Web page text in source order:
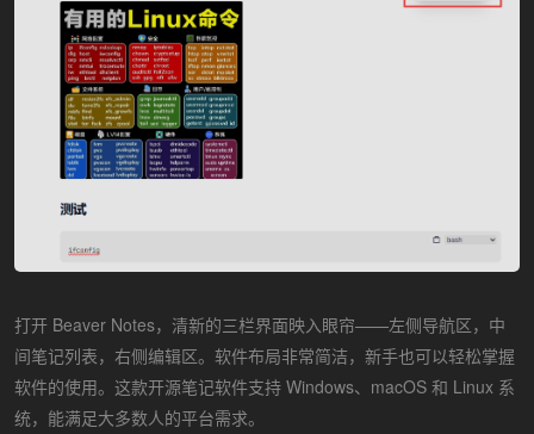
打开 Beaver Notes，清新的三栏界面映入眼帘——左侧导航区，中
间笔记列表，右侧编辑区。软件布局非常简洁，新手也可以轻松掌握
软件的使用。这款开源笔记软件支持 Windows、macOS 和 Linux 系
统，能满足大多数人的平台需求。